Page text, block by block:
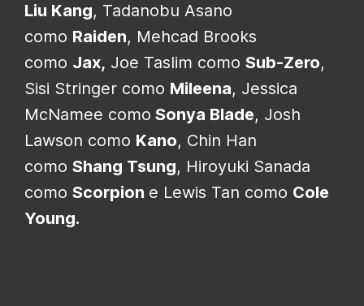
Liu Kang, Tadanobu Asano
como Raiden, Mehcad Brooks
como Jax, Joe Taslim como Sub-Zero,
Sisi Stringer como Mileena, Jessica
McNamee como Sonya Blade, Josh
Lawson como Kano, Chin Han
como Shang Tsung, Hiroyuki Sanada
como Scorpion e Lewis Tan como Cole
Young.